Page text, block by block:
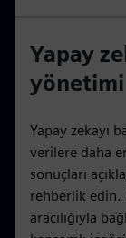
Yapay
yönetimi
Yapay zekayı
verilere daha
sonuçları
rehberlik
aracılığıyla